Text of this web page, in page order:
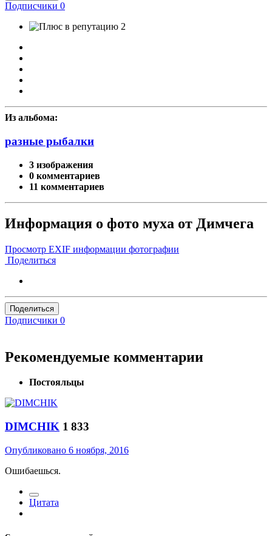
Подписчики 0
2
Из альбома:
разные рыбалки
3 изображения
0 комментариев
11 комментариев
Информация о фото муха от Димчега
Просмотр EXIF информации фотографии
Поделиться
Поделиться
Подписчики 0
Рекомендуемые комментарии
Постояльцы
DIMCHIK 1 833
Опубликовано 6 ноября, 2016
Ошибаешься.
Цитата